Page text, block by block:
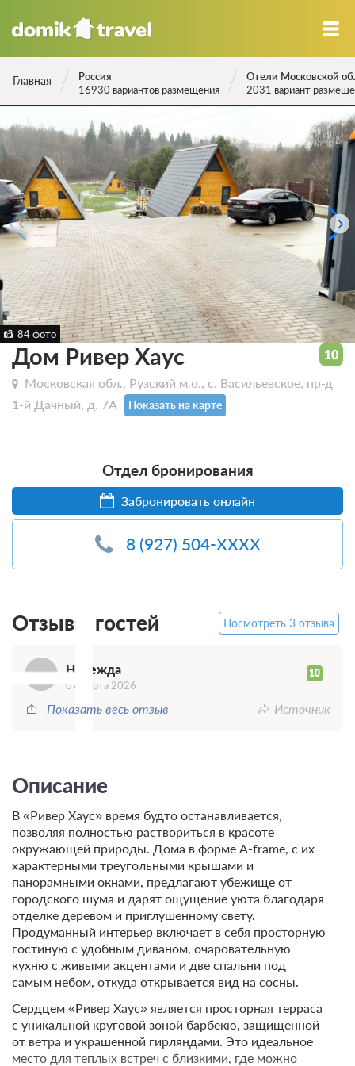
Главная
Россия
16930 вариантов размещения
Отели Московской
2031 вариант
84 фото
Дом Ривер Хаус
Московская обл., Рузский м.о., с. Васильевское, пр-д
1-й Дачный, д. 7А
Показать на карте
Отдел бронирования
Забронировать онлайн
8 (927) 504-XXXX
10
Отзывы гостей Посмотреть 3 отзыва
Надежда 10
07 марта 2026
Показать весь отзыв Источник
Описание
В «Ривер Хаус» время будто останавливается,
позволяя полностью раствориться в красоте
окружающей природы. Дома в форме A-frame, с их
характерными треугольными крышами и
панорамными окнами, предлагают убежище от
городского шума и дарят ощущение уюта благодаря
отделке деревом и приглушенному свету.
Продуманный интерьер включает в себя просторную
гостиную с удобным диваном, очаровательную
кухню с живыми акцентами и две спальни под
самым небом, откуда открывается вид на сосны.
Сердцем «Ривер Хаус» является просторная терраса
с уникальной круговой зоной барбекю, защищенной
от ветра и украшенной гирляндами. Это идеальное
место для теплых встреч с близкими, где можно